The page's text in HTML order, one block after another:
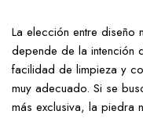
La elección entre diseño
depende de la intención
facilidad de limpieza y
muy adecuado. Si se
más exclusiva, la piedra